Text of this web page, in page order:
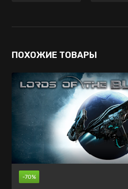
ПОХОЖИЕ ТОВАРЫ
-70%
-35%